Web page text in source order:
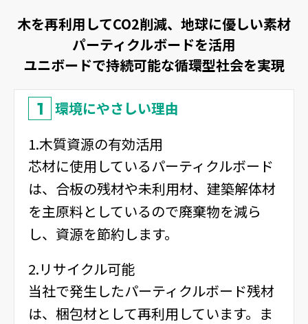
木を再利用してCO2削減、地球に優しい素材
パーティクルボードを活用
ユニボードで持続可能な循環型社会を実現
1
環境にやさしい理由
1.木質資源の有効活用
芯材に使用しているパーティクルボード
は、合板の残材や未利用材、建築解体材
を主原料としているので廃棄物を減ら
し、資源を節約します。
2.リサイクル可能
当社で発生したパーティクルボード残材
は、梱包材として再利用しています。ま